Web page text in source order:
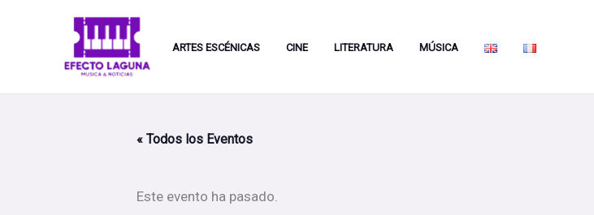
ARTES ESCÉNICAS CINE LITERATURA MÚSICA
« Todos los Eventos
Este evento ha pasado.